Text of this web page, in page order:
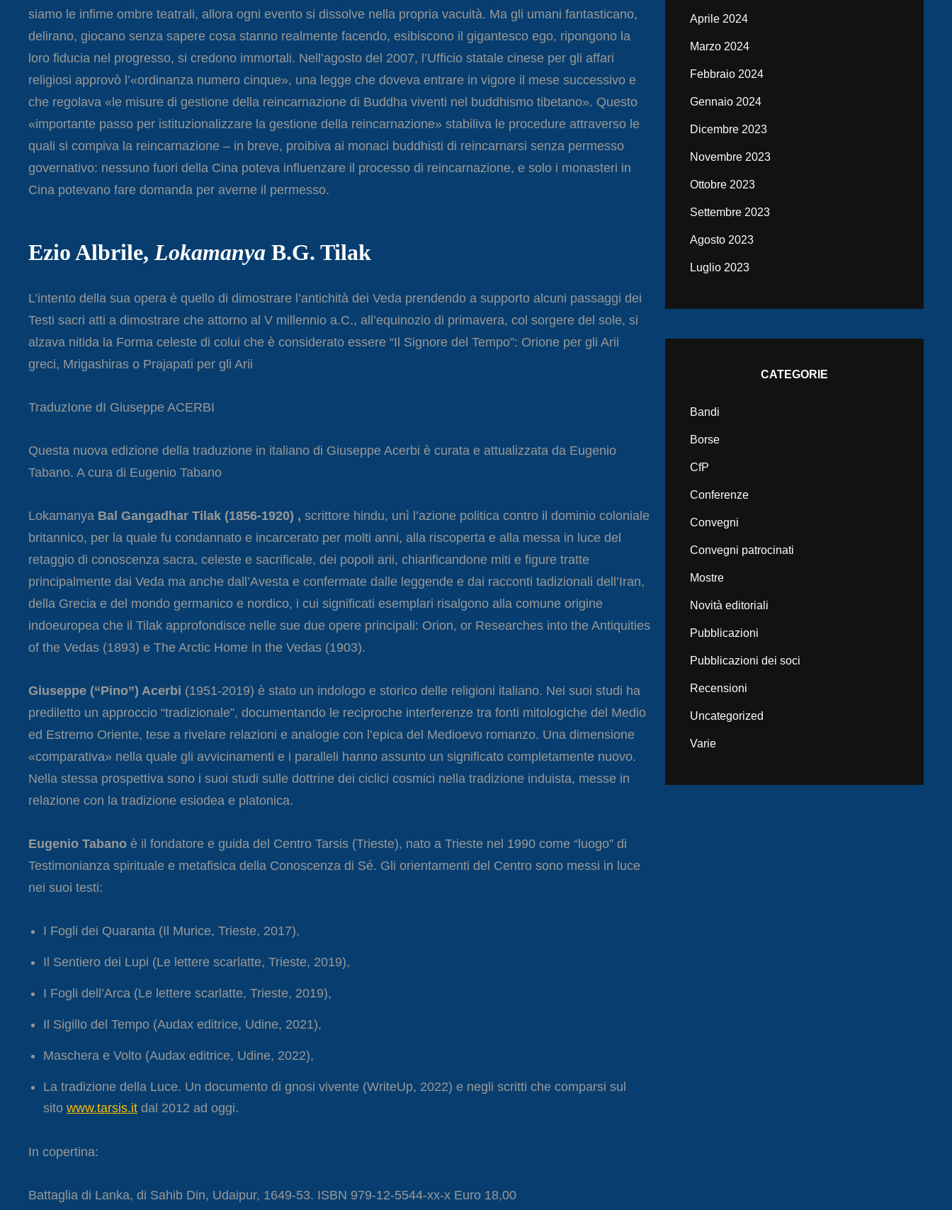
siamo le infime ombre teatrali, allora ogni evento si dissolve nella propria vacuità. Ma gli umani fantasticano,
delirano, giocano senza sapere cosa stanno realmente facendo, esibiscono il gigantesco ego, ripongono la
loro fiducia nel progresso, si credono immortali. Nell’agosto del 2007, l’Ufficio statale cinese per gli affari
religiosi approvò l’«ordinanza numero cinque», una legge che doveva entrare in vigore il mese successivo e
che regolava «le misure di gestione della reincarnazione di Buddha viventi nel buddhismo tibetano». Questo
«importante passo per istituzionalizzare la gestione della reincarnazione» stabiliva le procedure attraverso le
quali si compiva la reincarnazione – in breve, proibiva ai monaci buddhisti di reincarnarsi senza permesso
governativo: nessuno fuori della Cina poteva influenzare il processo di reincarnazione, e solo i monasteri in
Cina potevano fare domanda per averne il permesso.
Ezio Albrile, Lokamanya B.G. Tilak
L’intento della sua opera è quello di dimostrare l’antichità dei Veda prendendo a supporto alcuni passaggi dei
Testi sacri atti a dimostrare che attorno al V millennio a.C., all’equinozio di primavera, col sorgere del sole, si
alzava nitida la Forma celeste di colui che è considerato essere “Il Signore del Tempo”: Orione per gli Arii
greci, Mrigashiras o Prajapati per gli Arii
TraduzIone dI Giuseppe ACERBI
Questa nuova edizione della traduzione in italiano di Giuseppe Acerbi è curata e attualizzata da Eugenio
Tabano. A cura di Eugenio Tabano
Lokamanya Bal Gangadhar Tilak (1856-1920) , scrittore hindu, unì l’azione politica contro il dominio coloniale
britannico, per la quale fu condannato e incarcerato per molti anni, alla riscoperta e alla messa in luce del
retaggio di conoscenza sacra, celeste e sacrificale, dei popoli arii, chiarificandone miti e figure tratte
principalmente dai Veda ma anche dall’Avesta e confermate dalle leggende e dai racconti tadizionali dell’Iran,
della Grecia e del mondo germanico e nordico, i cui significati esemplari risalgono alla comune origine
indoeuropea che il Tilak approfondisce nelle sue due opere principali: Orion, or Researches into the Antiquities
of the Vedas (1893) e The Arctic Home in the Vedas (1903).
Giuseppe (“Pino”) Acerbi (1951-2019) è stato un indologo e storico delle religioni italiano. Nei suoi studi ha
prediletto un approccio “tradizionale”, documentando le reciproche interferenze tra fonti mitologiche del Medio
ed Estremo Oriente, tese a rivelare relazioni e analogie con l’epica del Medioevo romanzo. Una dimensione
«comparativa» nella quale gli avvicinamenti e i paralleli hanno assunto un significato completamente nuovo.
Nella stessa prospettiva sono i suoi studi sulle dottrine dei ciclici cosmici nella tradizione induista, messe in
relazione con la tradizione esiodea e platonica.
Eugenio Tabano è il fondatore e guida del Centro Tarsis (Trieste), nato a Trieste nel 1990 come “luogo” di
Testimonianza spirituale e metafisica della Conoscenza di Sé. Gli orientamenti del Centro sono messi in luce
nei suoi testi:
I Fogli dei Quaranta (Il Murice, Trieste, 2017),
Il Sentiero dei Lupi (Le lettere scarlatte, Trieste, 2019),
I Fogli dell’Arca (Le lettere scarlatte, Trieste, 2019),
Il Sigillo del Tempo (Audax editrice, Udine, 2021),
Maschera e Volto (Audax editrice, Udine, 2022),
La tradizione della Luce. Un documento di gnosi vivente (WriteUp, 2022) e negli scritti che comparsi sul
sito www.tarsis.it dal 2012 ad oggi.
In copertina:
Battaglia di Lanka, di Sahib Din, Udaipur, 1649-53. ISBN 979-12-5544-xx-x Euro 18,00
Aprile 2024
Marzo 2024
Febbraio 2024
Gennaio 2024
Dicembre 2023
Novembre 2023
Ottobre 2023
Settembre 2023
Agosto 2023
Luglio 2023
CATEGORIE
Bandi
Borse
CfP
Conferenze
Convegni
Convegni patrocinati
Mostre
Novità editoriali
Pubblicazioni
Pubblicazioni dei soci
Recensioni
Uncategorized
Varie